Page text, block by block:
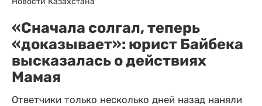
«Сначала солгал, теперь
«доказывает»: юрист Байбека
высказалась о действиях
Мамая
Ответчики только несколько дней назад наняли